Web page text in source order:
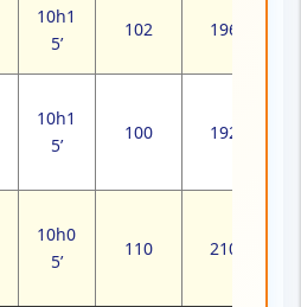
10h1
5’
102 196
10h1
5’
100 192
10h0
5’
110 210